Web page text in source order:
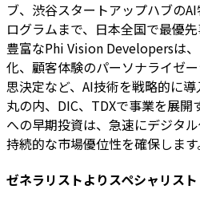
ブ、渋谷スタートアップハブの
ログラムまで、日本全国で最優
豊富なPhi Vision Developersは
化、顧客体験のパーソナライゼ
思決定など、AI技術を戦略的に導
丸の内、DIC、TDXで事業を展開
への早期投資は、急速にデジタ
持続的な市場優位性を確保します
ゼネラリストよりスペシャリスト